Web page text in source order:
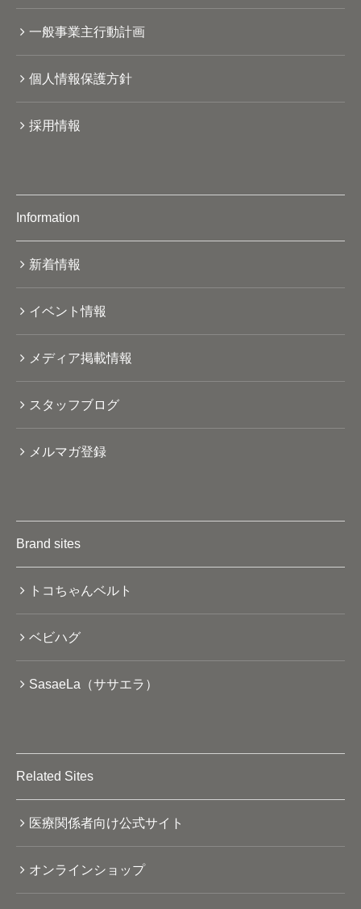
一般事業主行動計画
個人情報保護方針
採用情報
Information
新着情報
イベント情報
メディア掲載情報
スタッフブログ
メルマガ登録
Brand sites
トコちゃんベルト
ベビハグ
SasaeLa（ササエラ）
Related Sites
医療関係者向け公式サイト
オンラインショップ